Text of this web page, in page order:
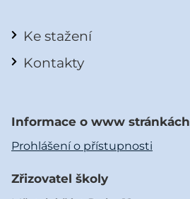
Ke stažení
Kontakty
Informace o www stránkách
Prohlášení o přístupnosti
Zřizovatel školy